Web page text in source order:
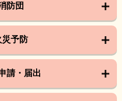
防団
災予防
請・届出